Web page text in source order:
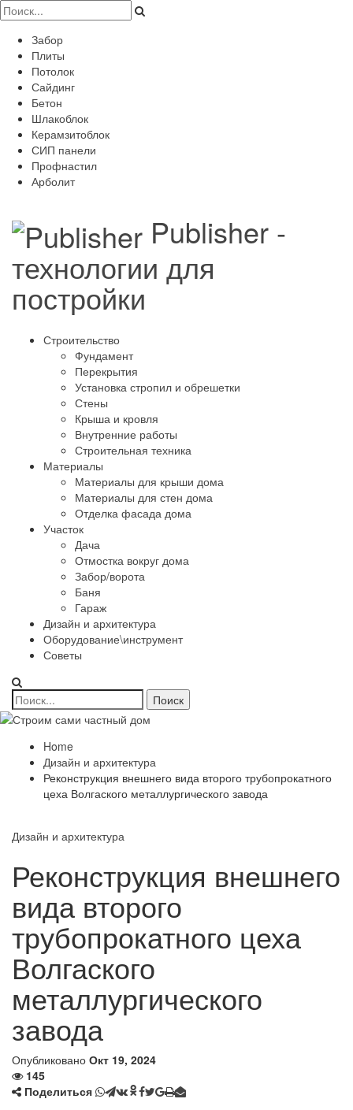
Забор
Плиты
Потолок
Сайдинг
Бетон
Шлакоблок
Керамзитоблок
СИП панели
Профнастил
Арболит
Publisher -
технологии для
постройки
Строительство
Фундамент
Перекрытия
Установка стропил и обрешетки
Стены
Крыша и кровля
Внутренние работы
Строительная техника
Материалы
Материалы для крыши дома
Материалы для стен дома
Отделка фасада дома
Участок
Дача
Отмостка вокруг дома
Забор/ворота
Баня
Гараж
Дизайн и архитектура
Оборудование\инструмент
Советы
Home
Дизайн и архитектура
Реконструкция внешнего вида второго трубопрокатного
цеха Волгаского металлургического завода
Дизайн и архитектура
Реконструкция внешнего
вида второго
трубопрокатного цеха
Волгаского
металлургического
завода
Опубликовано Окт 19, 2024
145
Поделиться